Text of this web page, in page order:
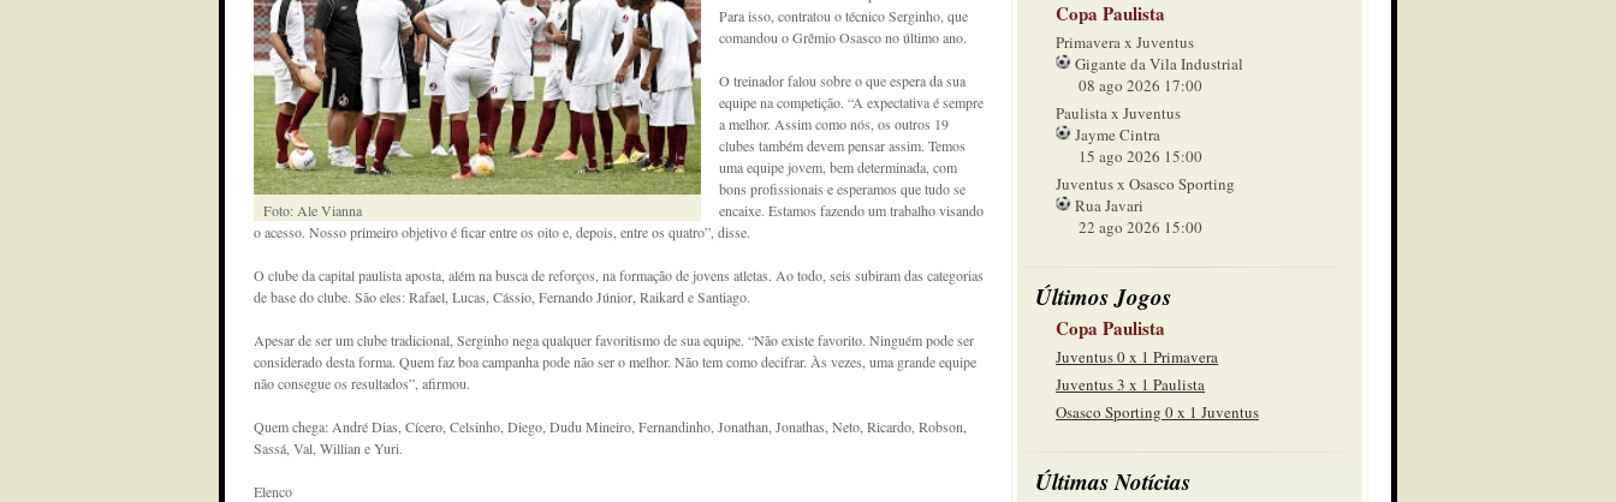
Copa Paulista
Primavera x Juventus
Gigante da Vila Industrial
08 ago 2026 17:00
Paulista x Juventus
Jayme Cintra
15 ago 2026 15:00
Juventus x Osasco Sporting
Rua Javari
22 ago 2026 15:00
Últimos Jogos
Copa Paulista
Juventus 0 x 1 Primavera
Juventus 3 x 1 Paulista
Osasco Sporting 0 x 1 Juventus
Últimas Notícias
Foto: Ale Vianna
Para isso, contratou o técnico Serginho, que
comandou o Grêmio Osasco no último ano.
O treinador falou sobre o que espera da sua
equipe na competição. “A expectativa é sempre
a melhor. Assim como nós, os outros 19
clubes também devem pensar assim. Temos
uma equipe jovem, bem determinada, com
bons profissionais e esperamos que tudo se
encaixe. Estamos fazendo um trabalho visando
o acesso. Nosso primeiro objetivo é ficar entre os oito e, depois, entre os quatro”, disse.
O clube da capital paulista aposta, além na busca de reforços, na formação de jovens atletas. Ao todo, seis subiram das categorias
de base do clube. São eles: Rafael, Lucas, Cássio, Fernando Júnior, Raikard e Santiago.
Apesar de ser um clube tradicional, Serginho nega qualquer favoritismo de sua equipe. “Não existe favorito. Ninguém pode ser
considerado desta forma. Quem faz boa campanha pode não ser o melhor. Não tem como decifrar. Às vezes, uma grande equipe
não consegue os resultados”, afirmou.
Quem chega: André Dias, Cícero, Celsinho, Diego, Dudu Mineiro, Fernandinho, Jonathan, Jonathas, Neto, Ricardo, Robson,
Sassá, Val, Willian e Yuri.
Elenco